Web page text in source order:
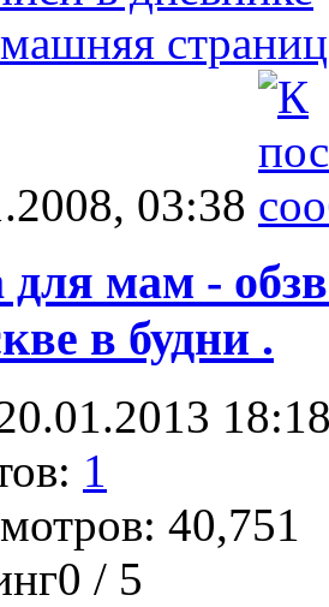
03:38
для мам -
в будни .
1
40,751
/ 5